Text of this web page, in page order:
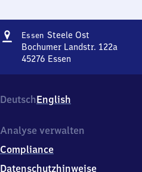
Adresse
Essen Steele Ost
Steele
Bochumer Landstr. 122a
45276 Essen
Ost,
Bochumer
122a,
5
2
DeutschEnglish
Analyse verwalten
Compliance
Datenschutzhinweise